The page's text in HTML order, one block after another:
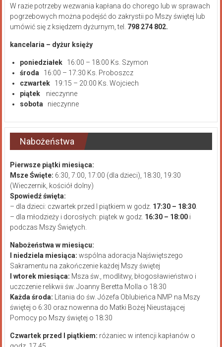
W razie potrzeby wezwania kapłana do chorego lub w sprawach
pogrzebowych można podejść do zakrystii po Mszy świętej lub
umówić się z księdzem dyżurnym, tel.
798 274 802.
kancelaria – dyżur księży
poniedziałek16:00 – 18:00 Ks. Szymon
środa 16:00 – 17:30 Ks. Proboszcz
czwartek19:15 – 20:00 Ks. Wojciech
piątek
nieczynne
sobota nieczynne
Nabożeństwa
Pierwsze piątki miesiąca:
Msze Święte: 6:30, 7:00, 17:00 (dla dzieci), 18:30, 19:30
(Wieczernik, kościół dolny)
Spowiedź święta:
– dla dzieci: czwartek przed I piątkiem w godz. 17:30 – 18:30.
– dla młodzieży i dorosłych: piątek w godz. 16:30 – 18:00i
podczas Mszy Świętych.
Nabożeństwa w miesiącu:
I niedziela miesiąca: wspólna adoracja Najświętszego
Sakramentu na zakończenie każdej Mszy świętej
I wtorek miesiąca: Msza św., modlitwy, błogosławieństwo i
uczczenie relikwii św. Joanny Beretta Molla o 18:30
Każda środa: Litania do św. Józefa Oblubieńca NMP na Mszy
świętej o 6:30 oraz nowenna do Matki Bożej Nieustającej
Pomocy po Mszy świętej o 18:30
Czwartek przed I piątkiem: różaniec w intencji kapłanów o